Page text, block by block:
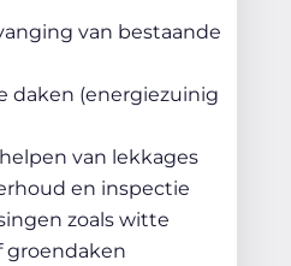
van bestaande
daken (energiezuinig
van lekkages
en inspectie
zoals witte
groendaken